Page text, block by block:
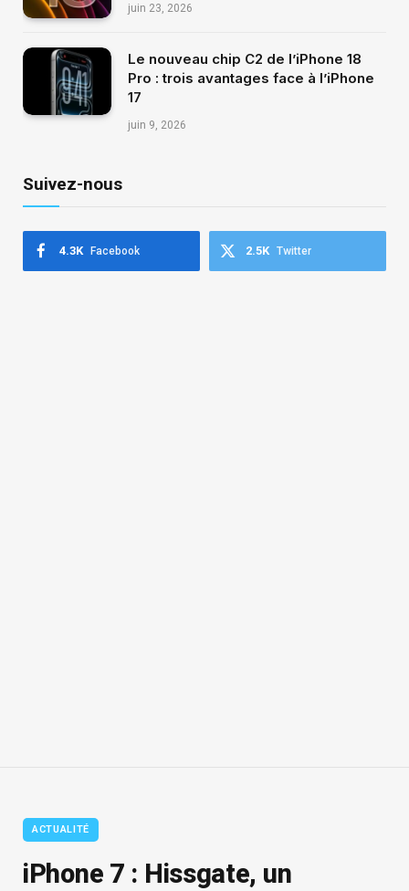
juin 23, 2026
Le nouveau chip C2 de l’iPhone 18
Pro : trois avantages face à l’iPhone
17
juin 9, 2026
Suivez-nous
Facebook
4.3K Twitter
2.5K
ACTUALITÉ
iPhone 7 : Hissgate, un